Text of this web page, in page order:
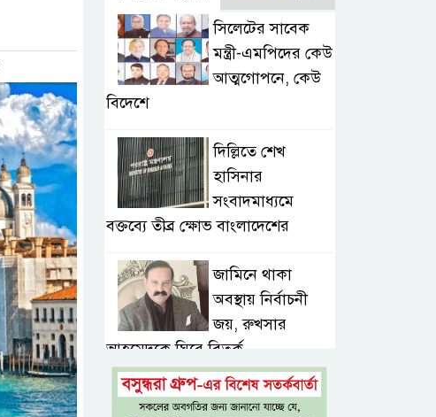
সিলেটের সাবেক
মন্ত্রী-এমপিদের কেউ
আত্মগোপনে, কেউ
বিদেশে
দিল্লিতে শেখ
হাসিনার
সংবাদমাধ্যমে
বক্তব্যে তীব্র ক্ষোভ বাংলাদেশের
জামিনে থাকা
অবস্থায় নির্বাচনী
জয়, রুখসার
আহমেদকে ঘিরে বিতর্ক
টাঙ্গাইলে বাতিঘর